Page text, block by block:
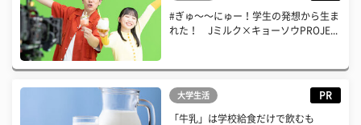
#ぎゅ〜〜にゅー！学生の発想から生ま
れた！ Jミルク×キョーソウPROJE...
大学生活 PR
「牛乳」は学校給食だけで飲むも